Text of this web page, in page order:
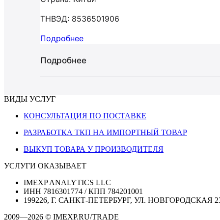
ТНВЭД: 8536501906
Подробнее
Подробнее
ВИДЫ УСЛУГ
КОНСУЛЬТАЦИЯ ПО ПОСТАВКЕ
РАЗРАБОТКА ТКП НА ИМПОРТНЫЙ ТОВАР
ВЫКУП ТОВАРА У ПРОИЗВОДИТЕЛЯ
УСЛУГИ ОКАЗЫВАЕТ
IMEXP ANALYTICS LLC
ИНН 7816301774 / КПП 784201001
199226, Г. САНКТ-ПЕТЕРБУРГ, УЛ. НОВГОРОДСКАЯ
2009—2026 © IMEXP.RU/TRADE